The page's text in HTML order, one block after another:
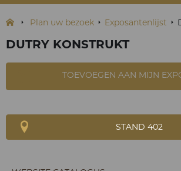
Plan uw bezoek Exposantenlijst
DUTRY KONSTRUKT
TOEVOEGEN AAN MIJN
STAND 402